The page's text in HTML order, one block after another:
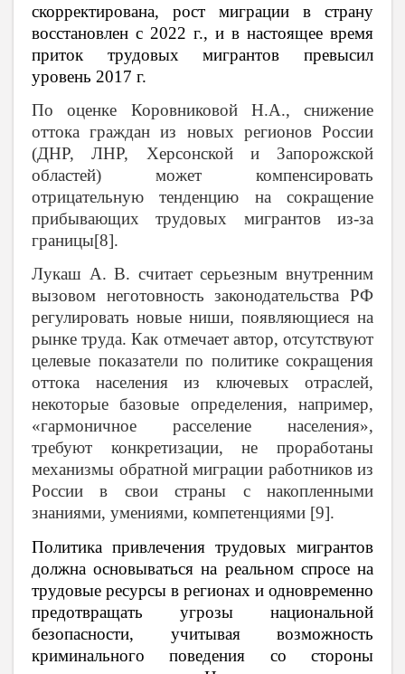
скорректирована, рост миграции в страну
восстановлен с 2022 г., и в настоящее время
приток трудовых мигрантов превысил
уровень 2017 г.
По оценке Коровниковой Н.А., снижение
оттока граждан из новых регионов России
(ДНР, ЛНР, Херсонской и Запорожской
областей) может компенсировать
отрицательную тенденцию на сокращение
прибывающих трудовых мигрантов из-за
границы[8].
Лукаш А. В. считает серьезным внутренним
вызовом неготовность законодательства РФ
регулировать новые ниши, появляющиеся на
рынке труда. Как отмечает автор, отсутствуют
целевые показатели по политике сокращения
оттока населения из ключевых отраслей,
некоторые базовые определения, например,
«гармоничное расселение населения»,
требуют конкретизации, не проработаны
механизмы обратной миграции работников из
России в свои страны с накопленными
знаниями, умениями, компетенциями [9].
Политика привлечения трудовых мигрантов
должна основываться на реальном спросе на
трудовые ресурсы в регионах и одновременно
предотвращать угрозы национальной
безопасности, учитывая возможность
криминального поведения со стороны